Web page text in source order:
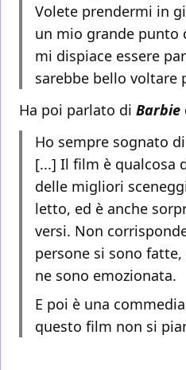
Volete prendermi in
un mio grande punto
mi dispiace essere
sarebbe bello voltare
Ha poi parlato di Barbie
Ho sempre sognato
[...] Il film è qualcosa
delle migliori
letto, ed è anche
versi. Non
persone si sono
ne sono emozionata.
E poi è una
questo film non si